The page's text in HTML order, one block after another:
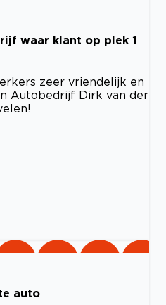
waar klant op plek 1
zeer vriendelijk en
Autobedrijf Dirk van der
auto